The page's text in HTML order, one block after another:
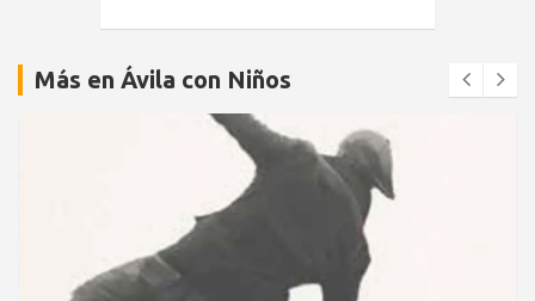
Más en Ávila con Niños